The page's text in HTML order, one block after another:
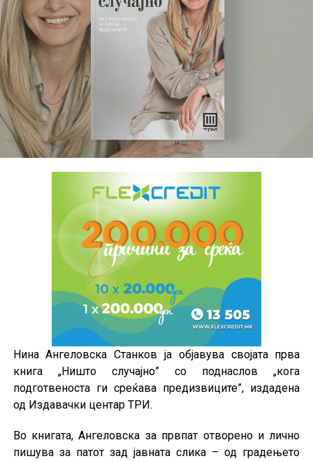
Нина Ангеловска Станков ја објавува својата прва
книга „Ништо случајно” со поднаслов „кога
подготвеноста ги среќава предизвиците”, издадена
од Издавачки центар ТРИ.
Во книгата, Ангеловска за првпат отворено и лично
пишува за патот зад јавната слика – од градењето